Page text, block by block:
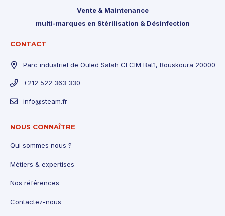
Vente & Maintenance
multi-marques en Stérilisation & Désinfection
CONTACT
Parc industriel de Ouled Salah CFCIM Bat1, Bouskoura 20000
+212 522 363 330
info@steam.fr
NOUS CONNAÎTRE
Qui sommes nous ?
Métiers & expertises
Nos références
Contactez-nous